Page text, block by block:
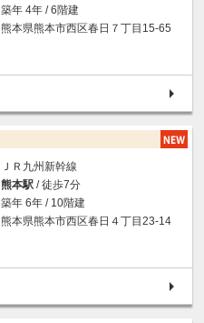
築年 4年 / 6階建
熊本県熊本市西区春日７丁目15-65
ＪＲ九州新幹線
熊本駅 / 徒歩7分
築年 6年 / 10階建
熊本県熊本市西区春日４丁目23-14